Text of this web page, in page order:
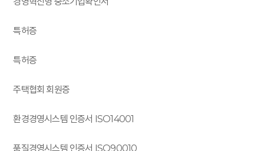
특허증
특허증
주택협회 회원증
환경경영시스템 인증서 ISO14001
품질경영시스템 인증서 ISO90010